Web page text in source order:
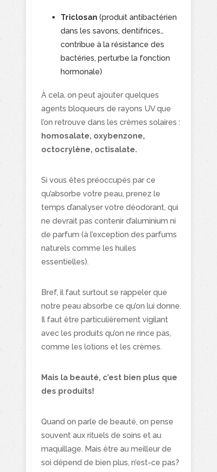
Triclosan (produit antibactérien
dans les savons, dentifrices…
contribue à la résistance des
bactéries, perturbe la fonction
hormonale)
À cela, on peut ajouter quelques
agents bloqueurs de rayons UV que
l’on retrouve dans les crèmes solaires :
homosalate, oxybenzone,
octocrylène, octisalate.
Si vous êtes préoccupés par ce
qu’absorbe votre peau, prenez le
temps d’analyser votre déodorant, qui
ne devrait pas contenir d’aluminium ni
de parfum (à l’exception des parfums
naturels comme les huiles
essentielles).
Bref, il faut surtout se rappeler que
notre peau absorbe ce qu’on lui donne.
Il faut être particulièrement vigilant
avec les produits qu’on ne rince pas,
comme les lotions et les crèmes.
Mais la beauté, c’est bien plus que
des produits!
Quand on parle de beauté, on pense
souvent aux rituels de soins et au
maquillage. Mais être au meilleur de
soi dépend de bien plus, n’est-ce pas?